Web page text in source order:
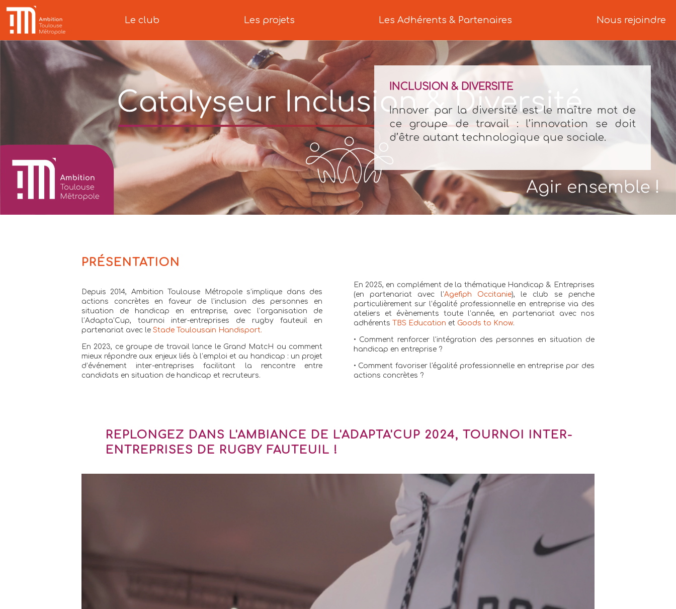
Le club Les projets Les Adhérents & Partenaires Nous rejoindre
INCLUSION & DIVERSITE
Innover par la diversité est le maître mot de
ce groupe de travail : l’innovation se doit
d’être autant technologique que sociale.
PRÉSENTATION
Depuis 2014, Ambition Toulouse Métropole s’implique dans des
actions concrètes en faveur de l’inclusion des personnes en
situation de handicap en entreprise, avec l’organisation de
l’Adapta’Cup, tournoi inter-entreprises de rugby fauteuil en
partenariat avec le Stade Toulousain Handisport.
En 2023, ce groupe de travail lance le Grand MatcH ou comment
mieux répondre aux enjeux liés à l’emploi et au handicap : un projet
d’événement inter-entreprises facilitant la rencontre entre
candidats en situation de handicap et recruteurs.
En 2025, en complément de la thématique Handicap & Entreprises
(en partenariat avec l’Agefiph Occitanie), le club se penche
particulièrement sur l’égalité professionnelle en entreprise via des
ateliers et évènements toute l’année, en partenariat avec nos
adhérents TBS Education et Goods to Know.
• Comment renforcer l'intégration des personnes en situation de
handicap en entreprise ?
• Comment favoriser l'égalité professionnelle en entreprise par des
actions concrètes ?
REPLONGEZ DANS L'AMBIANCE DE L'ADAPTA'CUP 2024, TOURNOI INTER-
ENTREPRISES DE RUGBY FAUTEUIL !